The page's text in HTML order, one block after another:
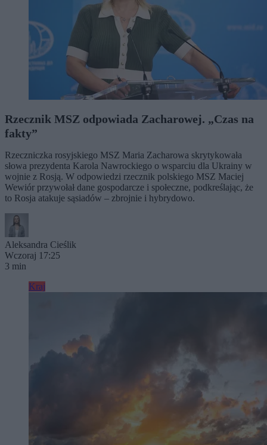
Rzecznik MSZ odpowiada Zacharowej. „Czas na
fakty”
Rzeczniczka rosyjskiego MSZ Maria Zacharowa skrytykowała
słowa prezydenta Karola Nawrockiego o wsparciu dla Ukrainy w
wojnie z Rosją. W odpowiedzi rzecznik polskiego MSZ Maciej
Wewiór przywołał dane gospodarcze i społeczne, podkreślając, że
to Rosja atakuje sąsiadów – zbrojnie i hybrydowo.
Aleksandra Cieślik
Wczoraj 17:25
3 min
Kraj